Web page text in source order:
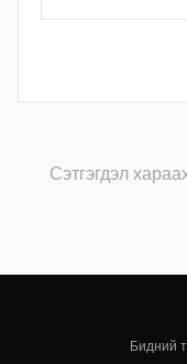
Сэтгэгдэл
Бидний